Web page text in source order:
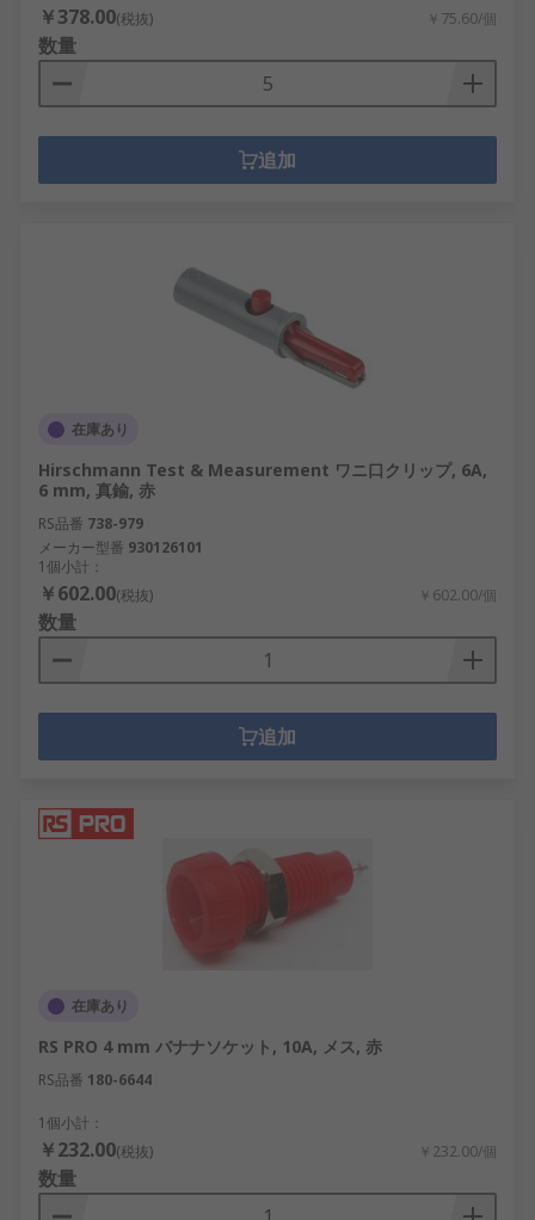
￥378.00(税抜) ￥75.60/個
数量
追加
在庫あり
Hirschmann Test & Measurement ワニ口クリップ, 6A,
6 mm, 真鍮, 赤
RS品番 738-979
メーカー型番 930126101
1個小計：
￥602.00(税抜) ￥602.00/個
数量
追加
在庫あり
RS PRO 4 mm バナナソケット, 10A, メス, 赤
RS品番 180-6644
1個小計：
￥232.00(税抜) ￥232.00/個
数量